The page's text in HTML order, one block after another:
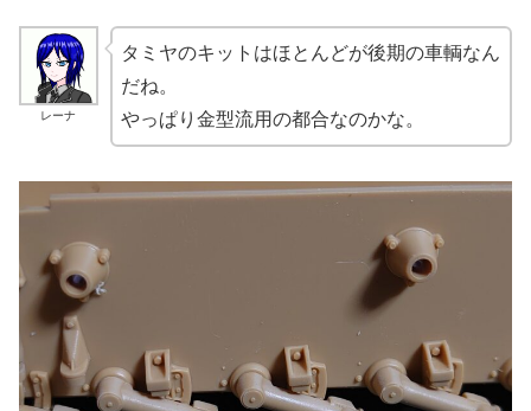
レーナ
タミヤのキットはほとんどが後期の車輌なん
だね。
やっぱり金型流用の都合なのかな。